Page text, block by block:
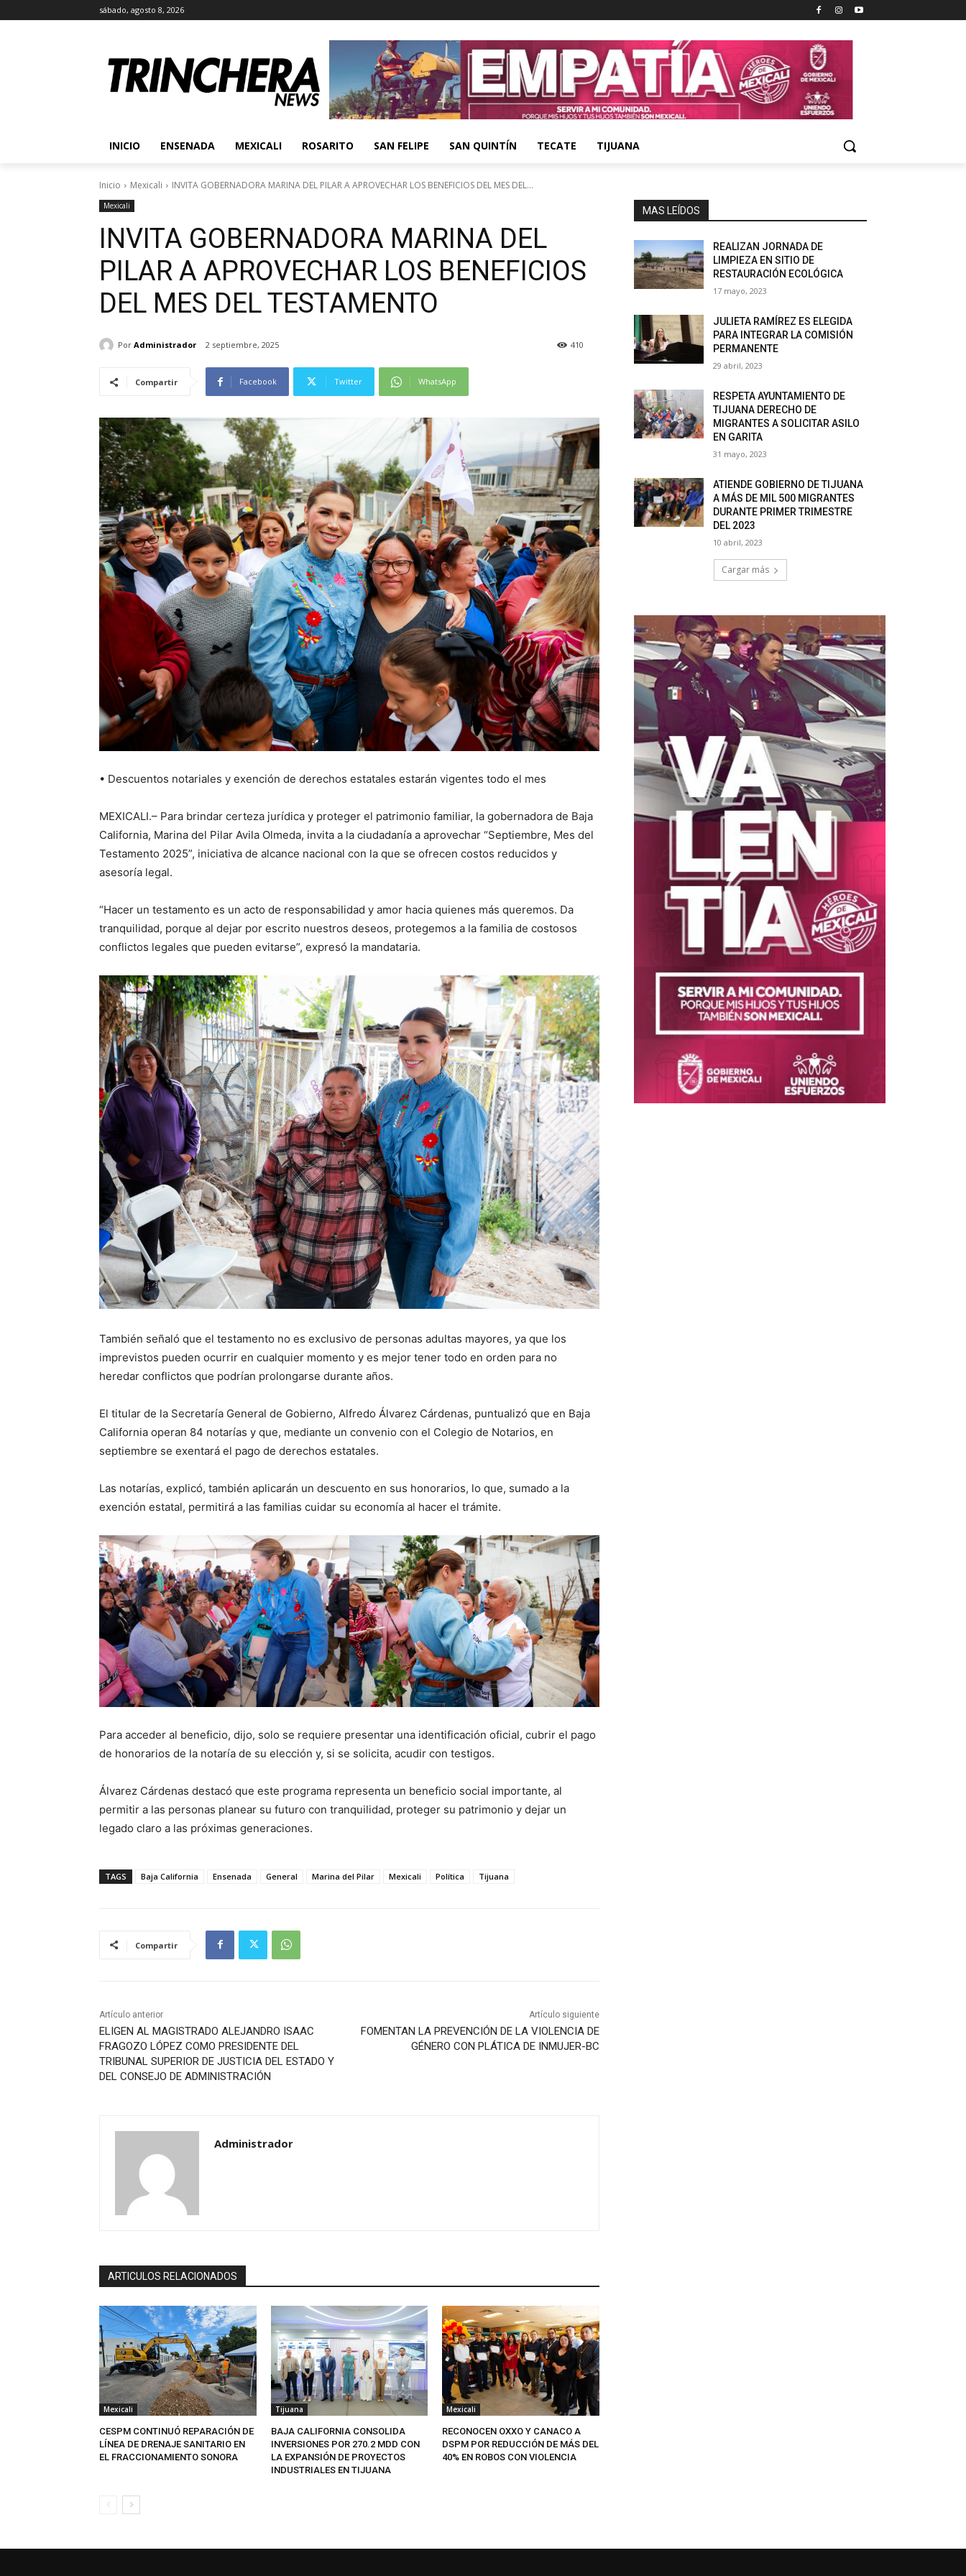
sábado, agosto 8, 2026
INICIO ENSENADA MEXICALI ROSARITO SAN FELIPE SAN QUINTÍN TECATE TIJUANA
Inicio Mexicali INVITA GOBERNADORA MARINA DEL PILAR A APROVECHAR LOS BENEFICIOS DEL MES DEL...
Mexicali
INVITA GOBERNADORA MARINA DEL
PILAR A APROVECHAR LOS BENEFICIOS
DEL MES DEL TESTAMENTO
Por Administrador 2 septiembre, 2025 410
Compartir Facebook Twitter WhatsApp
• Descuentos notariales y exención de derechos estatales estarán vigentes todo el mes
MEXICALI.– Para brindar certeza jurídica y proteger el patrimonio familiar, la gobernadora de Baja
California, Marina del Pilar Avila Olmeda, invita a la ciudadanía a aprovechar “Septiembre, Mes del
Testamento 2025”, iniciativa de alcance nacional con la que se ofrecen costos reducidos y
asesoría legal.
“Hacer un testamento es un acto de responsabilidad y amor hacia quienes más queremos. Da
tranquilidad, porque al dejar por escrito nuestros deseos, protegemos a la familia de costosos
conflictos legales que pueden evitarse”, expresó la mandataria.
También señaló que el testamento no es exclusivo de personas adultas mayores, ya que los
imprevistos pueden ocurrir en cualquier momento y es mejor tener todo en orden para no
heredar conflictos que podrían prolongarse durante años.
El titular de la Secretaría General de Gobierno, Alfredo Álvarez Cárdenas, puntualizó que en Baja
California operan 84 notarías y que, mediante un convenio con el Colegio de Notarios, en
septiembre se exentará el pago de derechos estatales.
Las notarías, explicó, también aplicarán un descuento en sus honorarios, lo que, sumado a la
exención estatal, permitirá a las familias cuidar su economía al hacer el trámite.
Para acceder al beneficio, dijo, solo se requiere presentar una identificación oficial, cubrir el pago
de honorarios de la notaría de su elección y, si se solicita, acudir con testigos.
Álvarez Cárdenas destacó que este programa representa un beneficio social importante, al
permitir a las personas planear su futuro con tranquilidad, proteger su patrimonio y dejar un
legado claro a las próximas generaciones.
TAGS Baja California Ensenada General Marina del Pilar Mexicali Política Tijuana
Compartir
Artículo anterior
ELIGEN AL MAGISTRADO ALEJANDRO ISAAC
FRAGOZO LÓPEZ COMO PRESIDENTE DEL
TRIBUNAL SUPERIOR DE JUSTICIA DEL ESTADO Y
DEL CONSEJO DE ADMINISTRACIÓN
Artículo siguiente
FOMENTAN LA PREVENCIÓN DE LA VIOLENCIA DE
GÉNERO CON PLÁTICA DE INMUJER-BC
Administrador
ARTICULOS RELACIONADOS
Mexicali
CESPM CONTINUÓ REPARACIÓN DE
LÍNEA DE DRENAJE SANITARIO EN
EL FRACCIONAMIENTO SONORA
Tijuana
BAJA CALIFORNIA CONSOLIDA
INVERSIONES POR 270.2 MDD CON
LA EXPANSIÓN DE PROYECTOS
INDUSTRIALES EN TIJUANA
Mexicali
RECONOCEN OXXO Y CANACO A
DSPM POR REDUCCIÓN DE MÁS DEL
40% EN ROBOS CON VIOLENCIA
MAS LEÍDOS
REALIZAN JORNADA DE
LIMPIEZA EN SITIO DE
RESTAURACIÓN ECOLÓGICA
17 mayo, 2023
JULIETA RAMÍREZ ES ELEGIDA
PARA INTEGRAR LA COMISIÓN
PERMANENTE
29 abril, 2023
RESPETA AYUNTAMIENTO DE
TIJUANA DERECHO DE
MIGRANTES A SOLICITAR ASILO
EN GARITA
31 mayo, 2023
ATIENDE GOBIERNO DE TIJUANA
A MÁS DE MIL 500 MIGRANTES
DURANTE PRIMER TRIMESTRE
DEL 2023
10 abril, 2023
Cargar más